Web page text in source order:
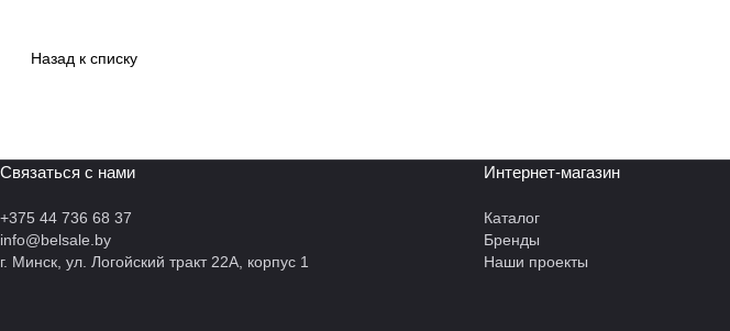
Назад к списку
Связаться с нами
+375 44 736 68 37
info@belsale.by
г. Минск, ул. Логойский тракт 22А, корпус 1
Интернет-магазин
Каталог
Бренды
Наши проекты